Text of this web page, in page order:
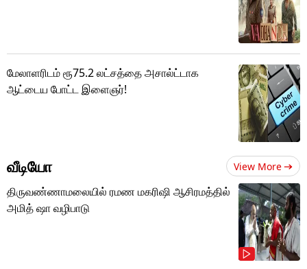
மேலாளரிடம் ரூ75.2 லட்சத்தை அசால்ட்டாக
ஆட்டைய போட்ட இளைஞர்!
வீடியோ View More
திருவண்ணாமலையில் ரமண மகரிஷி ஆசிரமத்தில்
அமித் ஷா வழிபாடு